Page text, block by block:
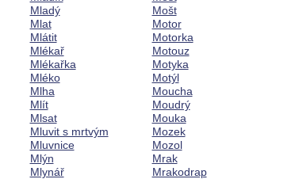
Mladý
Mlat
Mlátit
Mlékař
Mlékařka
Mléko
Mlha
Mlít
Mlsat
Mluvit s mrtvým
Mluvnice
Mlýn
Mlynář
Mošt
Motor
Motorka
Motouz
Motyka
Motýl
Moucha
Moudrý
Mouka
Mozek
Mozol
Mrak
Mrakodrap